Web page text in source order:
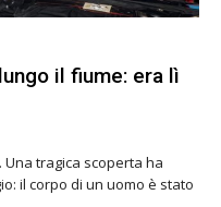
il fiume: era lì
il corpo di un uomo è stato